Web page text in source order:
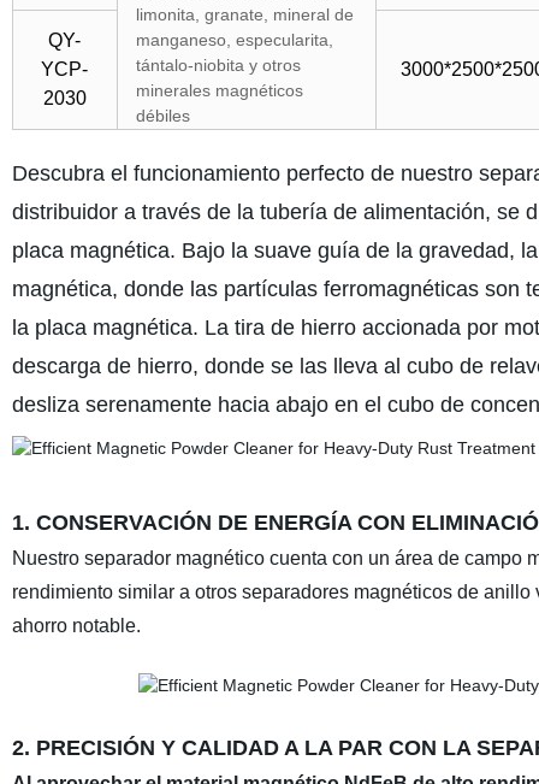
limonita, granate, mineral de
manganeso, especularita,
tántalo-niobita y otros
minerales magnéticos
débiles
QY-
YCP-
2030
Descubra el funcionamiento perfecto de nuestro
distribuidor a través de la tubería de alimentación, se
placa magnética. Bajo la suave guía de la gravedad,
magnética, donde las partículas ferromagnéticas son
la placa magnética. La tira de hierro accionada por
descarga de hierro, donde se las lleva al cubo de
desliza serenamente hacia abajo en el cubo de
1. CONSERVACIÓN DE ENERGÍA CON
Nuestro separador magnético cuenta con un área de
rendimiento similar a otros separadores magnéticos de
ahorro notable.
2. PRECISIÓN Y CALIDAD A LA PAR CON LA